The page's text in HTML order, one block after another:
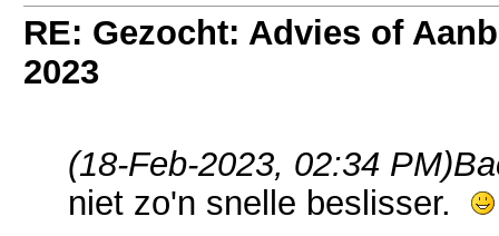
RE: Gezocht: Advies of
2023
(18-Feb-2023, 02:34 PM)
niet zo'n snelle beslisser.